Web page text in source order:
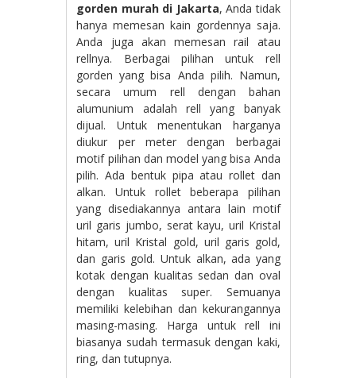
gorden murah di Jakarta, Anda tidak
hanya memesan kain gordennya saja.
Anda juga akan memesan rail atau
rellnya. Berbagai pilihan untuk rell
gorden yang bisa Anda pilih. Namun,
secara umum rell dengan bahan
alumunium adalah rell yang banyak
dijual. Untuk menentukan harganya
diukur per meter dengan berbagai
motif pilihan dan model yang bisa Anda
pilih. Ada bentuk pipa atau rollet dan
alkan. Untuk rollet beberapa pilihan
yang disediakannya antara lain motif
uril garis jumbo, serat kayu, uril Kristal
hitam, uril Kristal gold, uril garis gold,
dan garis gold. Untuk alkan, ada yang
kotak dengan kualitas sedan dan oval
dengan kualitas super. Semuanya
memiliki kelebihan dan kekurangannya
masing-masing. Harga untuk rell ini
biasanya sudah termasuk dengan kaki,
ring, dan tutupnya.